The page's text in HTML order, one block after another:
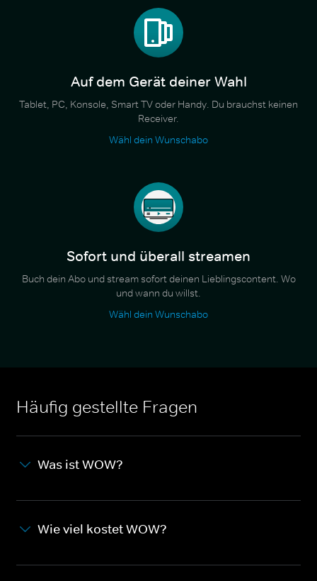
Auf dem Gerät deiner Wahl
Tablet, PC, Konsole, Smart TV oder Handy. Du brauchst keinen
Receiver.
Wähl dein Wunschabo
Sofort und überall streamen
Buch dein Abo und stream sofort deinen Lieblingscontent. Wo
und wann du willst.
Wähl dein Wunschabo
Häufig gestellte Fragen
Was ist WOW?
Wie viel kostet WOW?